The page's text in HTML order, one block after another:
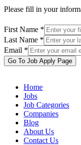
Please fill in your
First Name *
Last Name *
Email *
Go To Job Apply Page
Home
Jobs
Job Categories
Companies
Blog
About Us
Contact Us